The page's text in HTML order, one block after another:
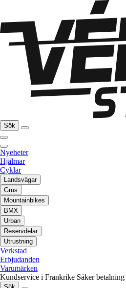
Sök
Nyeheter
Hjälmar
Cyklar
Landsvägar
Grus
Mountainbikes
BMX
Urban
Reservdelar
Utrustning
Verkstad
Erbjudanden
Varumärken
Kundservice i Frankrike Säker betalning